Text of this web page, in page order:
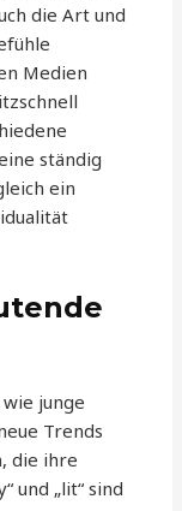
die Art und
Medien
ständig
ein
junge
Trends
die ihre
und „lit“ sind